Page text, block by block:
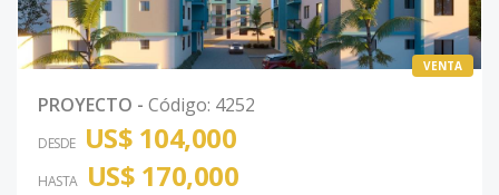
VENTA
PROYECTO - Código: 4252
DESDE US$ 104,000
HASTA US$ 170,000